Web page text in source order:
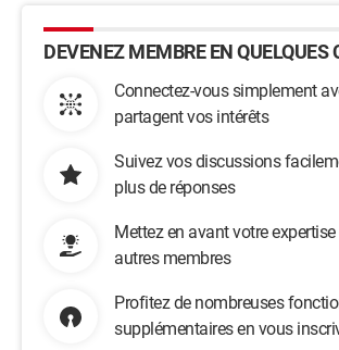
DEVENEZ MEMBRE EN QUELQUES
Connectez-vous simplement
partagent vos intérêts
Suivez vos discussions
plus de réponses
Mettez en avant votre
autres membres
Profitez de nombreuses
supplémentaires en vous